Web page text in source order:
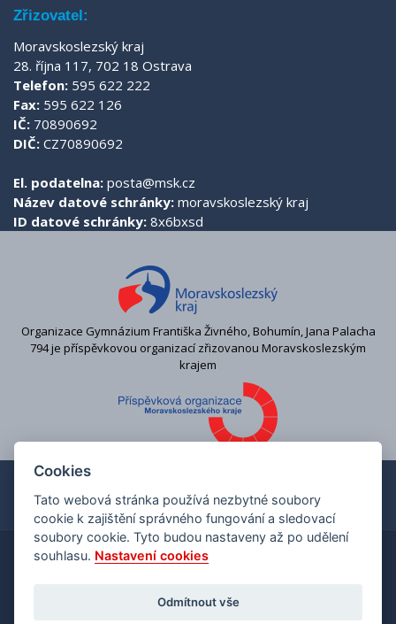
Zřizovatel:
Moravskoslezský kraj
28. října 117, 702 18 Ostrava
Telefon: 595 622 222
Fax: 595 622 126
IČ: 70890692
DIČ: CZ70890692
El. podatelna: posta@msk.cz
Název datové schránky: moravskoslezský kraj
ID datové schránky: 8x6bxsd
Organizace Gymnázium Františka Živného, Bohumín, Jana Palacha
794 je příspěvkovou organizací zřizovanou Moravskoslezským
krajem
Bohumíně
Cookies
Tato webová stránka používá nezbytné soubory
cookie k zajištění správného fungování a sledovací
soubory cookie. Tyto budou nastaveny až po udělení
souhlasu. Nastavení cookies
Odmítnout vše